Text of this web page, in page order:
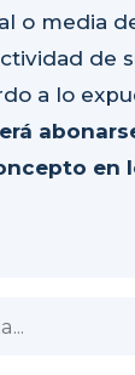
o media
de
a lo
en